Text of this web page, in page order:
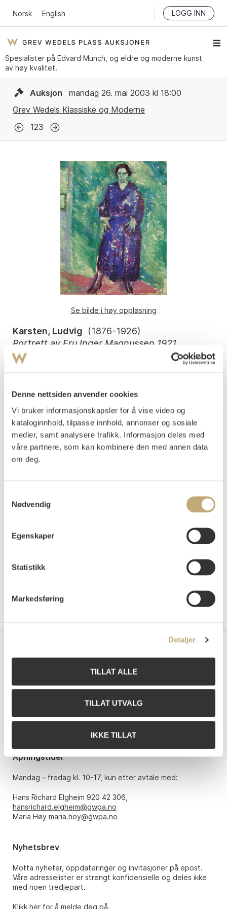
Denne nettsiden anvender cookies
Vi bruker informasjonskapsler for å vise video og
kataloginnhold, tilpasse innhold, annonser og sosiale
medier, samt analysere trafikk. Informasjon deles med
våre partnere, som kan kombinere den med annen data
om deg.
Nødvendig
Egenskaper
Statistikk
Markedsføring
Detaljer
TILLAT ALLE
TILLAT UTVALG
IKKE TILLAT
Norsk English LOGG INN
Spesialister på Edvard Munch, og eldre og moderne kunst
av høy kvalitet.
Auksjon
mandag 26. mai 2003 kl 18:00
Grev Wedels Klassiske og Moderne
123
Se bilde i høy oppløsning
Karsten, Ludvig (1876-1926)
Portrett av Fru Inger Magnussen 1921
Olje på lerret
Liljevalchs Konsthall i Stockholm, Kunstnerforbundet og
Kunstforeningen i Kristiania 1922, kat.nr. 141.
Vurdering
NOK 40 000–60 000
NOK
Kontakt oss
Grev Wedels Plass Auksjoner AS
Bankplassen 1A
Telefon: 22 86 21 86
Åpningstider
Mandag – fredag kl. 10-17, kun etter avtale med:
Hans Richard Elgheim 920 42 306,
hansrichard.elgheim@gwpa.no
Maria Høy maria.hoy@gwpa.no
Nyhetsbrev
Motta nyheter, oppdateringer og invitasjoner på epost.
Våre adresselister er strengt konfidensielle og deles ikke
med noen tredjepart.
Klikk her for å melde deg på.